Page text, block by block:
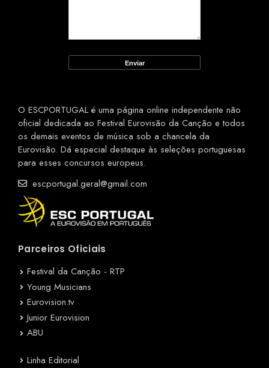
O ESCPORTUGAL é uma página online independente não
oficial dedicada ao Festival Eurovisão da Canção e todos
os demais eventos de música sob a chancela da
Eurovisão. Dá especial destaque às seleções portuguesas
para esses concursos europeus.
escportugal.geral@gmail.com
Parceiros Oficiais
Festival da Canção - RTP
Young Musicians
Eurovision.tv
Junior Eurovision
ABU
Linha Editorial